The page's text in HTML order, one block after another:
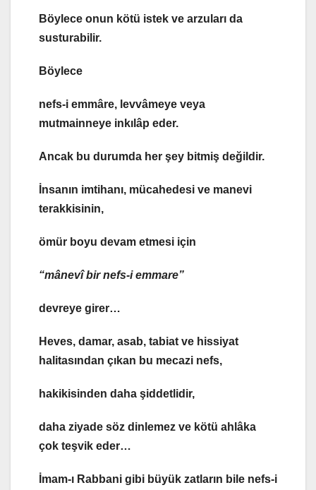
Böylece onun kötü istek ve arzuları da
susturabilir.
Böylece
nefs-i emmâre, levvâmeye veya
mutmainneye inkılâp eder.
Ancak bu durumda her şey bitmiş değildir.
İnsanın imtihanı, mücahedesi ve manevi
terakkisinin,
ömür boyu devam etmesi için
“mânevî bir nefs-i emmare”
devreye girer…
Heves, damar, asab, tabiat ve hissiyat
halitasından çıkan bu mecazi nefs,
hakikisinden daha şiddetlidir,
daha ziyade söz dinlemez ve kötü ahlâka
çok teşvik eder…
İmam-ı Rabbani gibi büyük zatların bile nefs-i